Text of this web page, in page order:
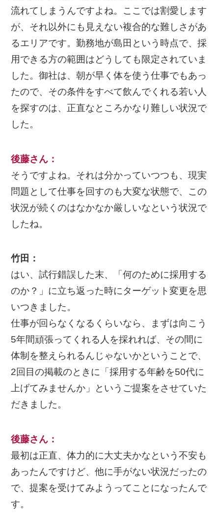
流れてしまうんですよね。ここでは割愛します
が、それ以外にも見えない複合的な難しさがあ
るエリアです。勤務地が島田という時点で、採
用できる方の範囲はどうしても限定されていま
した。御社は、朝が早く体を使う仕事でもあっ
たので、その条件をすべて飲んでくれる若い人
を探すのは、正直なところかなり難しい状況で
した。
後藤さん ：
そうですよね。それは分かっていつつも、現実
問題として仕事を回すのも大変な状態で、この
状況が続くのはなかなか厳しいなという状況で
したね。
竹田：
はい、試行錯誤した末、「何のために採用する
のか？」に立ち返った時にターゲット変更を思
いつきました。
仕事が回らなくなるくらいなら、まずは向こう
5年間頑張ってくれる人を採れれば、その間に
体制を整えられるんじゃないかということで、
2回目の掲載のときに「採用する年齢を50代に
上げてみませんか」というご提案をさせていた
だきました。
後藤さん ：
最初は正直、体力的に大丈夫かなという不安も
あったんですけど、他に手がない状況だったの
で、提案を受けてみようってことになったんで
す。